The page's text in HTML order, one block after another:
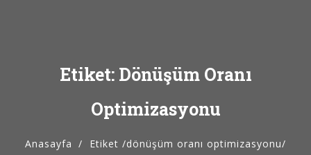
Etiket: Dönüşüm Oranı
Optimizasyonu
Anasayfa Etiket /dönüşüm oranı optimizasyonu/